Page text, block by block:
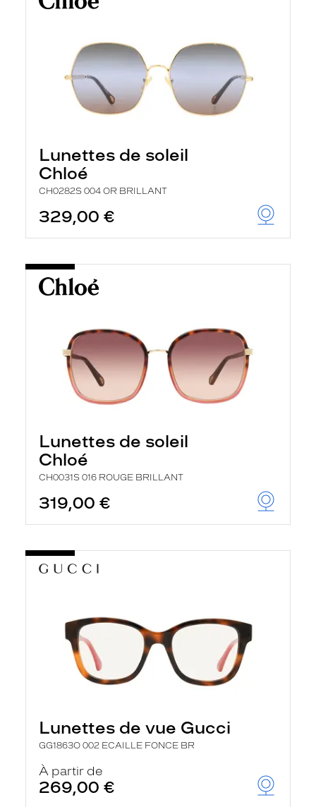
Lunettes de soleil
Chloé
CH0282S 004 OR BRILLANT
329,00 €
Lunettes de soleil
Chloé
CH0031S 016 ROUGE BRILLANT
319,00 €
Lunettes de vue Gucci
GG1863O 002 ECAILLE FONCE BR
À partir de
269,00 €